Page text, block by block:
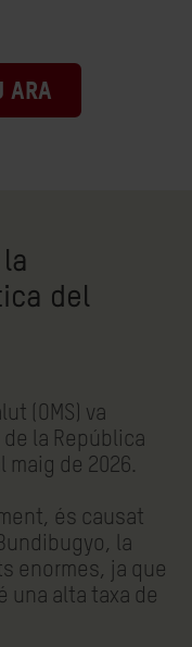
ARA
del
(OMS) va
la República
maig de 2026.
és causat
la
enormes, ja que
una alta taxa de